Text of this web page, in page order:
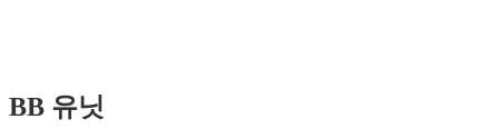
BB 유닛